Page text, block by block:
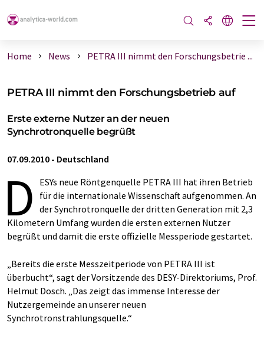
Home News PETRA III nimmt den Forschungsbetrie ...
PETRA III nimmt den Forschungsbetrieb auf
Erste externe Nutzer an der neuen
Synchrotronquelle begrüßt
07.09.2010 - Deutschland
D
ESYs neue Röntgenquelle PETRA III hat ihren Betrieb
für die internationale Wissenschaft aufgenommen. An
der Synchrotronquelle der dritten Generation mit 2,3
Kilometern Umfang wurden die ersten externen Nutzer
begrüßt und damit die erste offizielle Messperiode gestartet.
„Bereits die erste Messzeitperiode von PETRA III ist
überbucht“, sagt der Vorsitzende des DESY-Direktoriums, Prof.
Helmut Dosch. „Das zeigt das immense Interesse der
Nutzergemeinde an unserer neuen
Synchrotronstrahlungsquelle.“